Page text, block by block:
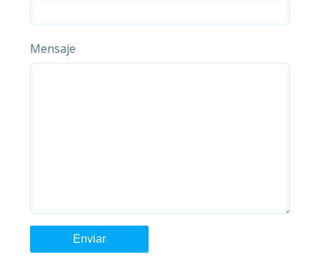
Mensaje